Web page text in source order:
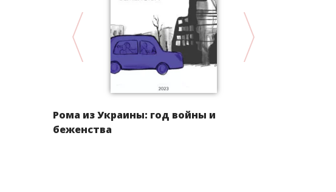
Рома из Украины: год войны и
беженства